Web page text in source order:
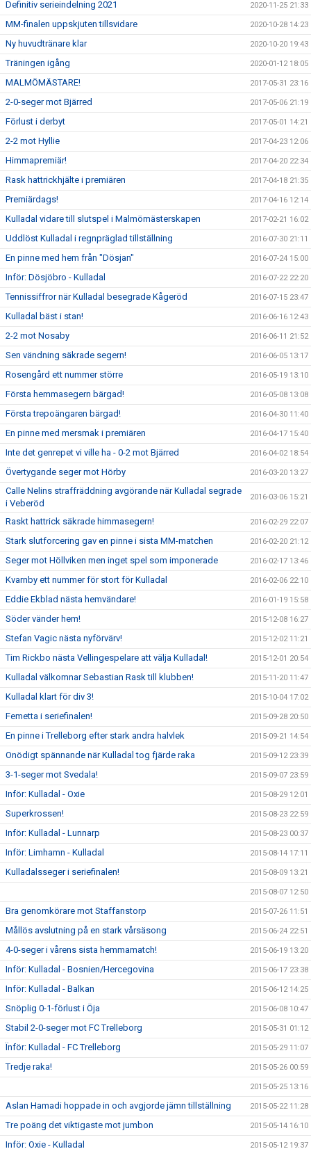
Definitiv serieindelning 2021 2020-11-25 21:33
MM-finalen uppskjuten tillsvidare 2020-10-28 14:23
Ny huvudtränare klar 2020-10-20 19:43
Träningen igång 2020-01-12 18:05
MALMÖMÄSTARE! 2017-05-31 23:16
2-0-seger mot Bjärred 2017-05-06 21:19
Förlust i derbyt 2017-05-01 14:21
2-2 mot Hyllie 2017-04-23 12:06
Himmapremiär! 2017-04-20 22:34
Rask hattrickhjälte i premiären 2017-04-18 21:35
Premiärdags! 2017-04-16 12:14
Kulladal vidare till slutspel i Malmömästerskapen 2017-02-21 16:02
Uddlöst Kulladal i regnpräglad tillställning 2016-07-30 21:11
En pinne med hem från "Dösjan" 2016-07-24 15:00
Inför: Dösjöbro - Kulladal 2016-07-22 22:20
Tennissiffror när Kulladal besegrade Kågeröd 2016-07-15 23:47
Kulladal bäst i stan! 2016-06-16 12:43
2-2 mot Nosaby 2016-06-11 21:52
Sen vändning säkrade segern! 2016-06-05 13:17
Rosengård ett nummer större 2016-05-19 13:10
Första hemmasegern bärgad! 2016-05-08 13:08
Första trepoängaren bärgad! 2016-04-30 11:40
En pinne med mersmak i premiären 2016-04-17 15:40
Inte det genrepet vi ville ha - 0-2 mot Bjärred 2016-04-02 18:54
Övertygande seger mot Hörby 2016-03-20 13:27
Calle Nelins straffräddning avgörande när Kulladal segrade
i Veberöd
2016-03-06 15:21
Raskt hattrick säkrade himmasegern! 2016-02-29 22:07
Stark slutforcering gav en pinne i sista MM-matchen 2016-02-20 21:12
Seger mot Höllviken men inget spel som imponerade 2016-02-17 13:46
Kvarnby ett nummer för stort för Kulladal 2016-02-06 22:10
Eddie Ekblad nästa hemvändare! 2016-01-19 15:58
Söder vänder hem! 2015-12-08 16:27
Stefan Vagic nästa nyförvärv! 2015-12-02 11:21
Tim Rickbo nästa Vellingespelare att välja Kulladal! 2015-12-01 20:54
Kulladal välkomnar Sebastian Rask till klubben! 2015-11-20 11:47
Kulladal klart för div 3! 2015-10-04 17:02
Femetta i seriefinalen! 2015-09-28 20:50
En pinne i Trelleborg efter stark andra halvlek 2015-09-21 14:54
Onödigt spännande när Kulladal tog fjärde raka 2015-09-12 23:39
3-1-seger mot Svedala! 2015-09-07 23:59
Inför: Kulladal - Oxie 2015-08-29 12:01
Superkrossen! 2015-08-23 22:59
Inför: Kulladal - Lunnarp 2015-08-23 00:37
Inför: Limhamn - Kulladal 2015-08-14 17:11
Kulladalsseger i seriefinalen! 2015-08-09 13:21
2015-08-07 12:50
Bra genomkörare mot Staffanstorp 2015-07-26 11:51
Mållös avslutning på en stark vårsäsong 2015-06-24 22:51
4-0-seger i vårens sista hemmamatch! 2015-06-19 13:20
Inför: Kulladal - Bosnien/Hercegovina 2015-06-17 23:38
Inför: Kulladal - Balkan 2015-06-12 14:25
Snöplig 0-1-förlust i Öja 2015-06-08 10:47
Stabil 2-0-seger mot FC Trelleborg 2015-05-31 01:12
Ïnför: Kulladal - FC Trelleborg 2015-05-29 11:07
Tredje raka! 2015-05-26 00:59
2015-05-25 13:16
Aslan Hamadi hoppade in och avgjorde jämn tillställning 2015-05-22 11:28
Tre poäng det viktigaste mot jumbon 2015-05-14 16:10
Inför: Oxie - Kulladal 2015-05-12 19:37